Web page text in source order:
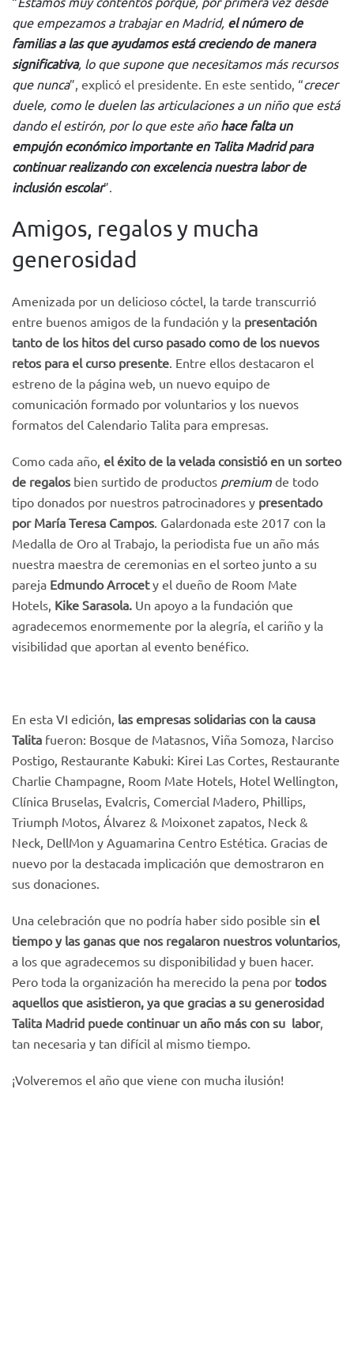
que empezamos a trabajar en Madrid, el número de
familias a las que ayudamos está creciendo de manera
significativa, lo que supone que necesitamos más recursos
que nunca”, explicó el presidente. En este sentido, “crecer
duele, como le duelen las articulaciones a un niño que está
dando el estirón, por lo que este año hace falta un
empujón económico importante en Talita Madrid para
continuar realizando con excelencia nuestra labor de
inclusión escolar”.
Amigos, regalos y mucha
generosidad
Amenizada por un delicioso cóctel, la tarde transcurrió
entre buenos amigos de la fundación y la presentación
tanto de los hitos del curso pasado como de los nuevos
retos para el curso presente . Entre ellos destacaron el
estreno de la página web, un nuevo equipo de
comunicación formado por voluntarios y los nuevos
formatos del Calendario Talita para empresas.
Como cada año, el éxito de la velada consistió en un sorteo
de regalos bien surtido de productos premium de todo
tipo donados por nuestros patrocinadores y presentado
por María Teresa Campos . Galardonada este 2017 con la
Medalla de Oro al Trabajo, la periodista fue un año más
nuestra maestra de ceremonias en el sorteo junto a su
pareja Edmundo Arrocety el dueño de Room Mate
Hotels, Kike Sarasola. Un apoyo a la fundación que
agradecemos enormemente por la alegría, el cariño y la
visibilidad que aportan al evento benéfico.
En esta VI edición, las empresas solidarias con la causa
Talita fueron: Bosque de Matasnos, Viña Somoza, Narciso
Postigo, Restaurante Kabuki: Kirei Las Cortes, Restaurante
Charlie Champagne, Room Mate Hotels, Hotel Wellington,
Clínica Bruselas, Evalcris, Comercial Madero, Phillips,
Triumph Motos, Álvarez & Moixonet zapatos, Neck &
Neck, DellMon y Aguamarina Centro Estética. Gracias de
nuevo por la destacada implicación que demostraron en
sus donaciones.
Una celebración que no podría haber sido posible sin el
tiempo y las ganas que nos regalaron nuestros voluntarios
a los que agradecemos su disponibilidad y buen hacer.
Pero toda la organización ha merecido la pena por todos
aquellos que asistieron, ya que gracias a su generosidad
Talita Madrid puede continuar un año más con su labor,
tan necesaria y tan difícil al mismo tiempo.
¡Volveremos el año que viene con mucha ilusión!